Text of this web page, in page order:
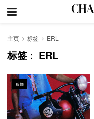
主页 标签 ERL
标签： ERL
服饰